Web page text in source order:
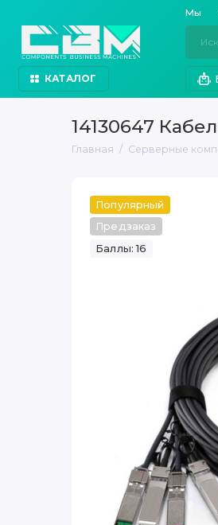
Мы
КАТАЛОГ
14130647
Главная Серверные
Популярный
Предзаказ
Баллы: 16